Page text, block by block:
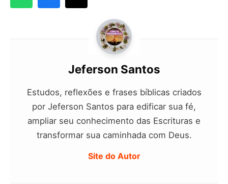
Jeferson Santos
Estudos, reflexões e frases bíblicas criados
por Jeferson Santos para edificar sua fé,
ampliar seu conhecimento das Escrituras e
transformar sua caminhada com Deus.
Site do Autor